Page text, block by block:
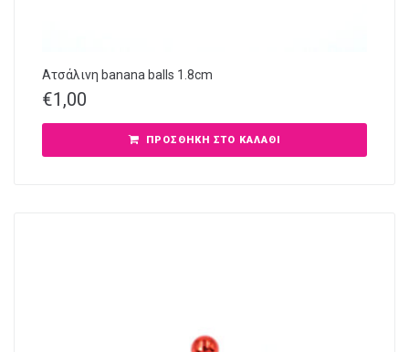
Ατσάλινη banana balls 1.8cm
€1,00
ΠΡΟΣΘΉΚΗ ΣΤΟ ΚΑΛΆΘΙ